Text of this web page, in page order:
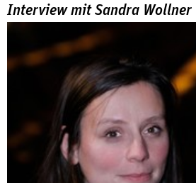
Interview mit Sandra Wollner